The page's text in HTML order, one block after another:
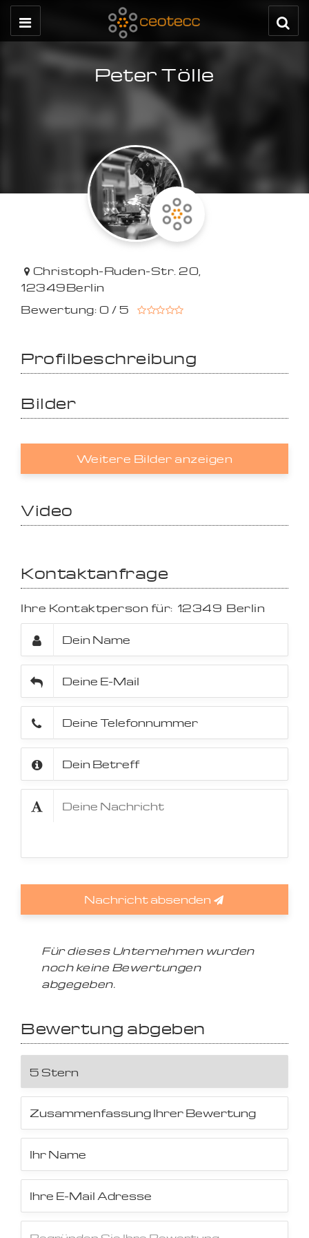
Peter Tölle
Christoph-Ruden-Str. 20,
12349Berlin
Bewertung: 0 / 5
Profilbeschreibung
Bilder
Weitere Bilder anzeigen
Video
Kontaktanfrage
Ihre Kontaktperson für: 12349 Berlin
Nachricht absenden
Für dieses Unternehmen wurden
noch keine Bewertungen
abgegeben.
Bewertung abgeben